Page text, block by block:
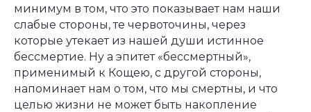
минимум в том, что это показывает нам наши
слабые стороны, те червоточины, через
которые утекает из нашей души истинное
бессмертие. Ну а эпитет «бессмертный»,
применимый к Кощею, с другой стороны,
напоминает нам о том, что мы смертны, и что
целью жизни не может быть накопление